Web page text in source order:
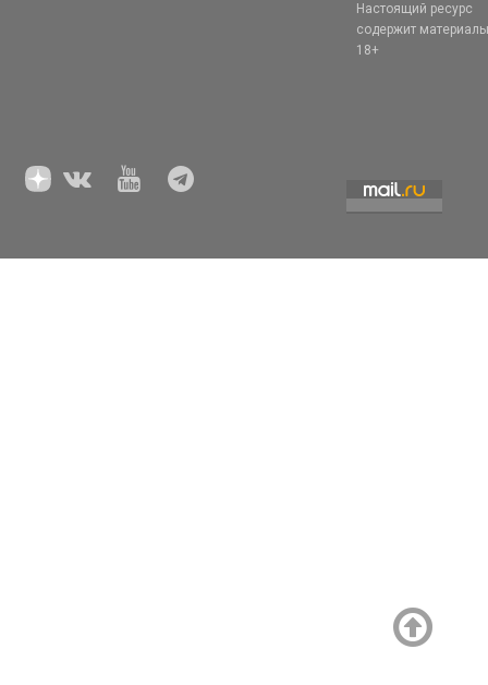
Настоящий ресурс
содержит
18+